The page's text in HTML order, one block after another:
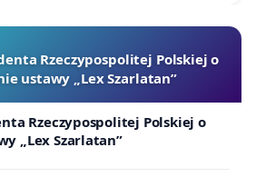
Rzeczypospolitej Polskiej o
ustawy „Lex Szarlatan”
Rzeczypospolitej Polskiej o
„Lex Szarlatan”